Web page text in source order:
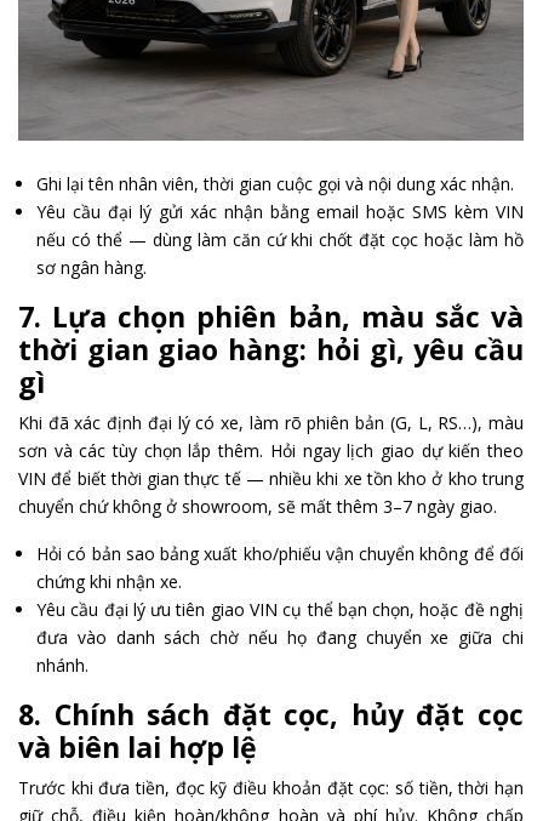
Ghi lại tên nhân viên, thời gian cuộc gọi và nội dung xác nhận.
Yêu cầu đại lý gửi xác nhận bằng email hoặc SMS kèm VIN
nếu có thể — dùng làm căn cứ khi chốt đặt cọc hoặc làm hồ
sơ ngân hàng.
7. Lựa chọn phiên bản, màu sắc và
thời gian giao hàng: hỏi gì, yêu cầu
gì
Khi đã xác định đại lý có xe, làm rõ phiên bản (G, L, RS…), màu
sơn và các tùy chọn lắp thêm. Hỏi ngay lịch giao dự kiến theo
VIN để biết thời gian thực tế — nhiều khi xe tồn kho ở kho trung
chuyển chứ không ở showroom, sẽ mất thêm 3–7 ngày giao.
Hỏi có bản sao bảng xuất kho/phiếu vận chuyển không để đối
chứng khi nhận xe.
Yêu cầu đại lý ưu tiên giao VIN cụ thể bạn chọn, hoặc đề nghị
đưa vào danh sách chờ nếu họ đang chuyển xe giữa chi
nhánh.
8. Chính sách đặt cọc, hủy đặt cọc
và biên lai hợp lệ
Trước khi đưa tiền, đọc kỹ điều khoản đặt cọc: số tiền, thời hạn
giữ chỗ, điều kiện hoàn/không hoàn và phí hủy. Không chấp